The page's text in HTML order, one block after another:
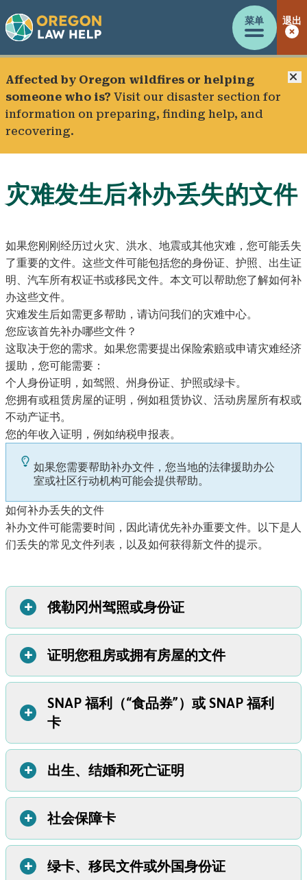
菜单 退出
Affected by Oregon wildfires or helping
someone who is? Visit our disaster section for
information on preparing, finding help, and
recovering.
灾难发生后补办丢失的文件
如果您刚刚经历过火灾、洪水、地震或其他灾难，您可能丢失
了重要的文件。这些文件可能包括您的身份证、护照、出生证
明、汽车所有权证书或移民文件。本文可以帮助您了解如何补
办这些文件。
灾难发生后如需更多帮助，请访问我们的灾难中心。
您应该首先补办哪些文件？
这取决于您的需求。如果您需要提出保险索赔或申请灾难经济
援助，您可能需要：
个人身份证明，如驾照、州身份证、护照或绿卡。
您拥有或租赁房屋的证明，例如租赁协议、活动房屋所有权或
不动产证书。
您的年收入证明，例如纳税申报表。
如果您需要帮助补办文件，您当地的法律援助办公
室或社区行动机构可能会提供帮助。
如何补办丢失的文件
补办文件可能需要时间，因此请优先补办重要文件。以下是人
们丢失的常见文件列表，以及如何获得新文件的提示。
俄勒冈州驾照或身份证
+
如果您丢失了俄勒冈州驾照或身份证 (ID)，您可以通过机动
车辆管理局 (DMV) 网站在线订购补办。请按照以下步骤操
登录或创建 DMV 账户（称为“DMV2U”账户）。
如果您的邮寄地址已更改，请更新您的邮寄地址。
使用您的姓名、驾照号码和其他详细信息完成在线申请。
支付费用。
等待大约 20 天，让 DMV 邮寄您的新驾照或身份证。
提示：您需要您的驾照或身份证号码来填写 DMV
的在线表格。如果您不知道您的号码，请拨打俄
勒冈州 DMV 客户服务热线 (503) 945-5000。
证明您租房或拥有房屋的文件
+
有几种方法可以证明您租房或拥有自己的房屋：
租房者：您可以联系您的房东并索取您的租约或租赁协议的
副本（俄勒冈州法律要求他们提供该副本）。您还可以使用
房。
房主：您可以从房产所在县的县书记员或税务评估员办公室
获得房产所有权记录的副本，例如房契或税务报表。
活动房屋所有权记录：
文件系统索要俄勒冈州活动房屋的所有权记录。您还可以使
用水电费账单或类似记录来证明房屋所有权。
SNAP 福利（“食品券”）或 SNAP 福利
卡
+
如果您丢失了 SNAP 电子福利 (EBT) 卡或丢失了用 SNAP 资
金购买的食物，请在 10 天内联系俄勒冈州公共服务部
(ODHS)。您可能会在获得新卡的同时获得补办的福利。您可
以在ODHS 的 SNAP 补办福利页面
系信息。
出生、结婚和死亡证明
+
要补办这些记录，请执行以下操作：
如果您在俄勒冈州出生、在俄勒冈州结婚或死者在俄勒冈州
去世， 请访问
俄勒冈州人口记录网站
过邮件、电话或亲自订购经过认证的副本。
社会保障卡
+
补办您的社会保障卡并不那么紧迫。只要您知道您的社会保
绿卡、移民文件或外国身份证
+